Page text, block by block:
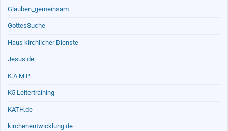
Glauben_gemeinsam
GottesSuche
Haus kirchlicher Dienste
Jesus.de
K.A.M.P.
K5 Leitertraining
KATH.de
kirchenentwicklung.de